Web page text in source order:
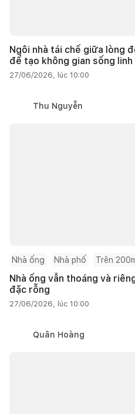
Ngôi nhà tái chế giữa lòng
để tạo không gian sống linh
27/06/2026, lúc 10:00
Thu Nguyễn
Nhà ống Nhà phố Trên
Nhà ống vẫn thoáng và
đặc rỗng
27/06/2026, lúc 10:00
Quân Hoàng